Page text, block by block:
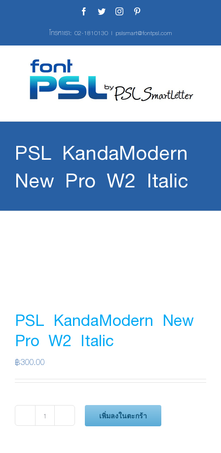
Facebook
TwitterInstagram
โทรหาเรา: 02-1810130 | pslsmart@fontpsl.com
PSL KandaModern
New Pro W2 Italic
PSL KandaModern New
Pro W2 Italic
฿300.00
จำนวน
เพิ่มลงในตะกร้า